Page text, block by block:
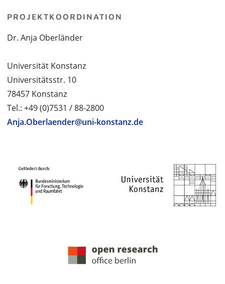
PROJEKTKOORDINATION
Dr. Anja Oberländer
Universität Konstanz
Universitätsstr. 10
78457 Konstanz
Tel.: +49 (0)7531 / 88-2800
Anja.Oberlaender@uni-konstanz.de